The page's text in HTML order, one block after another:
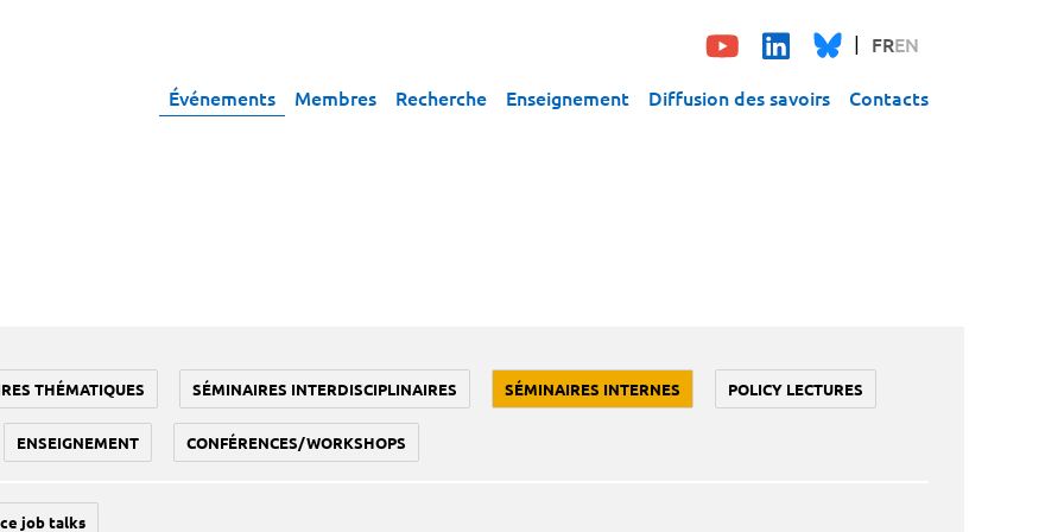
FREN
Événements Membres Recherche Enseignement Diffusion des savoirs Contacts
THÉMATIQUES SÉMINAIRES INTERDISCIPLINAIRES SÉMINAIRES INTERNES POLICY LECTURES
ENSEIGNEMENT CONFÉRENCES/WORKSHOPS
job talks